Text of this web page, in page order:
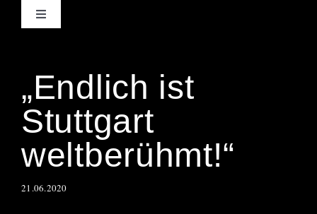
springen
Toggle
Navigation
„Endlich ist
Stuttgart
weltberühmt!“
21.06.2020